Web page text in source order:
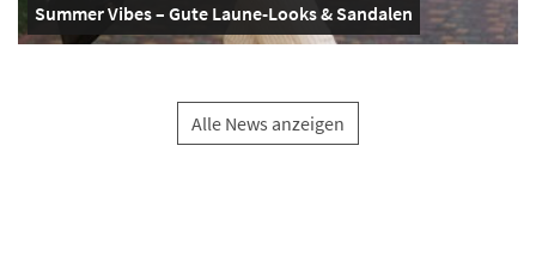
Summer Vibes – Gute Laune-Looks & Sandalen
Alle News anzeigen